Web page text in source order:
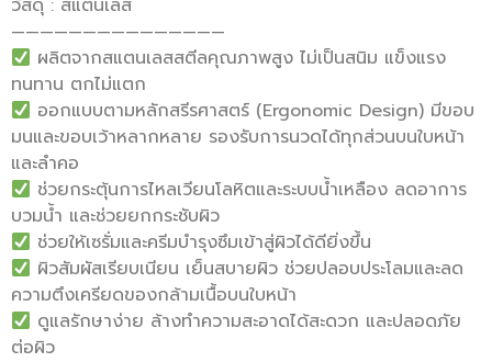
วัสดุ : สแตนเลส
———————————————
ผลิตจากสแตนเลสสตีลคุณภาพสูง ไม่เป็นสนิม แข็งแรง
ทนทาน ตกไม่แตก
ออกแบบตามหลักสรีรศาสตร์ (Ergonomic Design) มีขอบ
มนและขอบเว้าหลากหลาย รองรับการนวดได้ทุกส่วนบนใบหน้า
และลำคอ
ช่วยกระตุ้นการไหลเวียนโลหิตและระบบน้ำเหลือง ลดอาการ
บวมน้ำ และช่วยยกกระชับผิว
ช่วยให้เซรั่มและครีมบำรุงซึมเข้าสู่ผิวได้ดียิ่งขึ้น
ผิวสัมผัสเรียบเนียน เย็นสบายผิว ช่วยปลอบประโลมและลด
ความตึงเครียดของกล้ามเนื้อบนใบหน้า
ดูแลรักษาง่าย ล้างทำความสะอาดได้สะดวก และปลอดภัย
ต่อผิว